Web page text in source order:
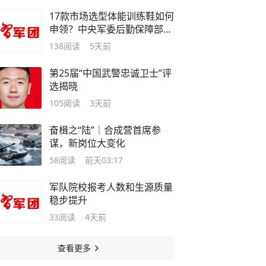
17款市场选型体能训练鞋如何
申领？中央军委后勤保障部军
需能源局有关负责人答记者问
138阅读 5天前
第25届“中国武警忠诚卫士”评
选揭晓
105阅读 3天前
奋楫之“陆”｜合成营首席参
谋，新岗位大变化
58阅读 前天03:17
军队院校报考人数和生源质量
稳步提升
33阅读 4天前
查看更多